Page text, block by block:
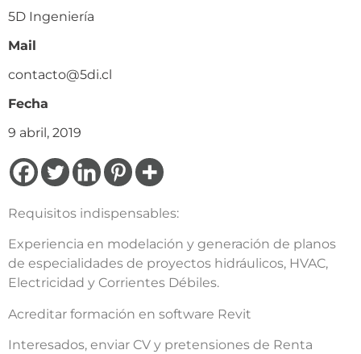
5D Ingeniería
Mail
contacto@5di.cl
Fecha
9 abril, 2019
Requisitos indispensables:
Experiencia en modelación y generación de planos
de especialidades de proyectos hidráulicos, HVAC,
Electricidad y Corrientes Débiles.
Acreditar formación en software Revit
Interesados, enviar CV y pretensiones de Renta